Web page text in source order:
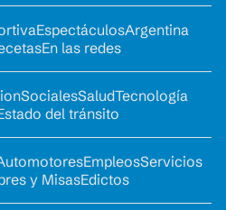
EspectáculosArgentina
En las redes
SocialesSaludTecnología
del tránsito
EmpleosServicios
y MisasEdictos